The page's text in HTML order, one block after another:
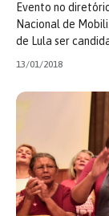
Evento no
Nacional de
de Lula ser
13/01/2018